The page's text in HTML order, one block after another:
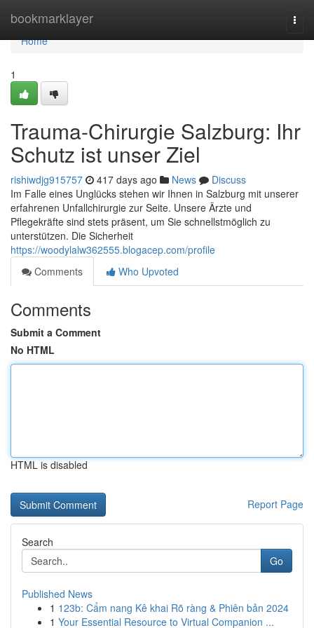
bookmarklayer
Home
Home
1
Trauma-Chirurgie Salzburg: Ihr
Schutz ist unser Ziel
rishiwdjg915757 417 days ago News
Discuss
Im Falle eines Unglücks stehen wir Ihnen in Salzburg mit unserer
erfahrenen Unfallchirurgie zur Seite. Unsere Ärzte und
Pflegekräfte sind stets präsent, um Sie schnellstmöglich zu
unterstützen. Die Sicherheit
https://woodylalw362555.blogacep.com/profile
Comments
Who Upvoted
Comments
Submit a Comment
No HTML
HTML is disabled
Report Page
Search
Go
Published News
1 123b: Cẩm nang Kê khai Rõ ràng & Phiên bản 2024
1 Your Essential Resource to Virtual Companion ...